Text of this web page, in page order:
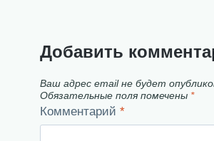
Добавить
Ваш адрес email не будет
Обязательные поля помечены *
Комментарий *